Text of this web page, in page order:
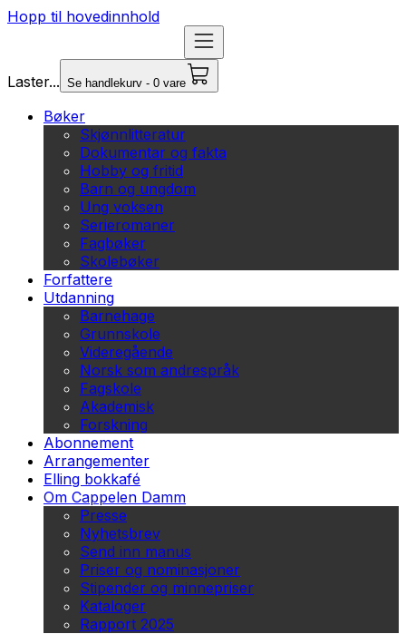
Hopp til hovedinnhold
Laster... Se handlekurv - 0 vare
Bøker
Skjønnlitteratur
Dokumentar og fakta
Hobby og fritid
Barn og ungdom
Ung voksen
Serieromaner
Fagbøker
Skolebøker
Forfattere
Utdanning
Barnehage
Grunnskole
Videregående
Norsk som andrespråk
Fagskole
Akademisk
Forskning
Abonnement
Arrangementer
Elling bokkafé
Om Cappelen Damm
Presse
Nyhetsbrev
Send inn manus
Priser og nominasjoner
Stipender og minnepriser
Kataloger
Rapport 2025